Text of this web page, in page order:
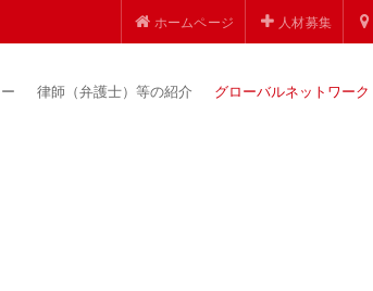
ホームページ 人材募集
律師（弁護士）等の紹介 グローバルネットワーク